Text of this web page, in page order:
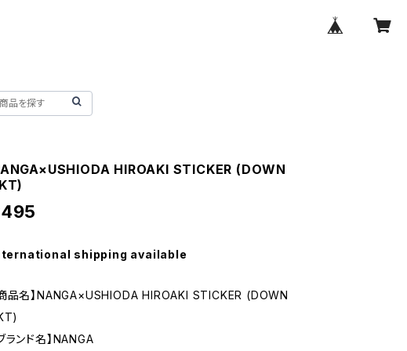
HIROAKI STICKER (DOWN
shipping available
商品名】NANGA×USHIODA HIROAKI STICKER (DOWN
ブランド名】NANGA